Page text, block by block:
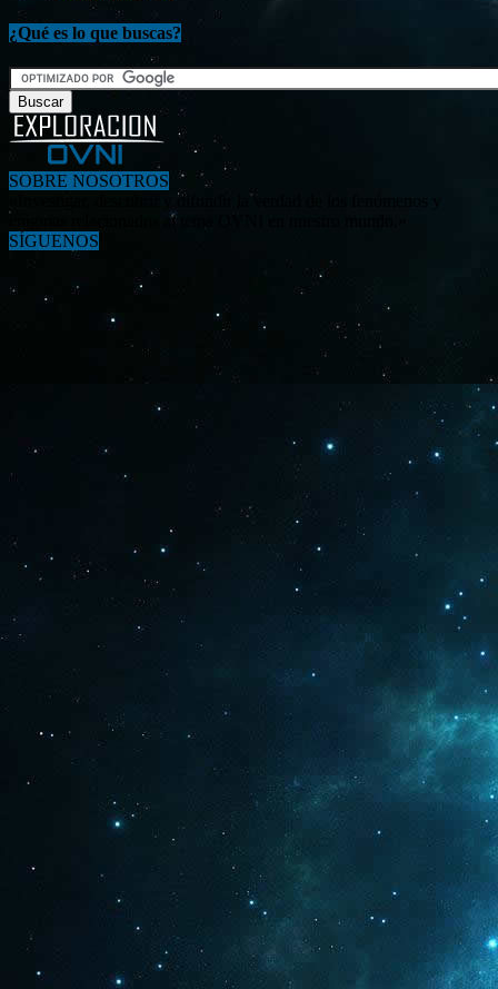
¿Qué es lo que buscas?
SOBRE NOSOTROS
«Investigar, descubrir y difundir la verdad de los fenómenos y
enigmas relacionados al tema OVNI en nuestro mundo.»
SÍGUENOS